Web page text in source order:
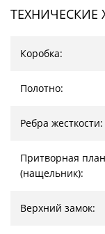
ТЕХНИЧЕСКИЕ
Коробка:
Полотно:
Ребра жесткости:
Притворная
(нащельник):
Верхний замок: